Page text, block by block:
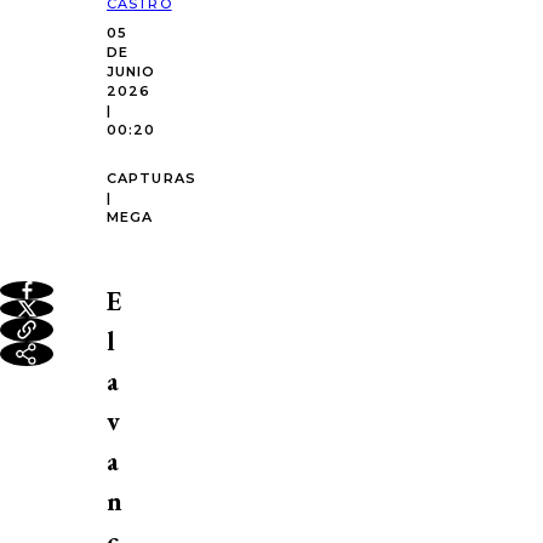
CASTRO
05
DE
JUNIO
2026
|
00:20
CAPTURAS
|
MEGA
E
l
a
v
a
n